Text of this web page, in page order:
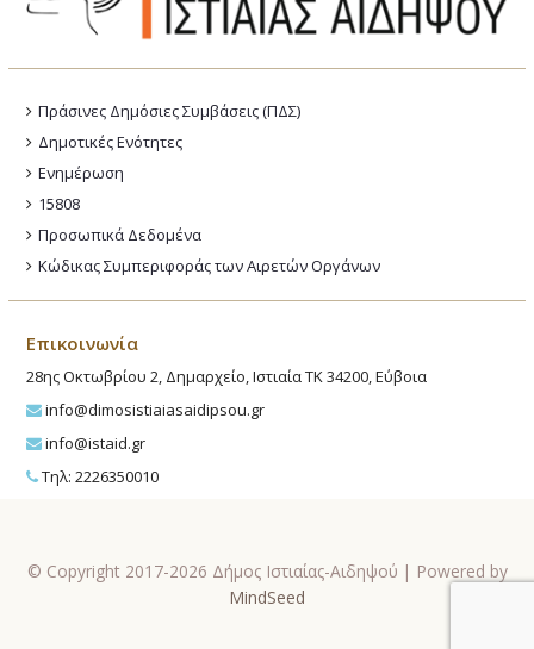
Πράσινες Δημόσιες Συμβάσεις (ΠΔΣ)
Δημοτικές Ενότητες
Ενημέρωση
15808
Προσωπικά Δεδομένα
Κώδικας Συμπεριφοράς των Αιρετών Οργάνων
Επικοινωνία
28ης Οκτωβρίου 2, Δημαρχείο, Ιστιαία ΤΚ 34200, Εύβοια
info@dimosistiaiasaidipsou.gr
info@istaid.gr
Τηλ: 2226350010
© Copyright 2017-2026 Δήμος Ιστιαίας-Αιδηψού | Powered by
MindSeed